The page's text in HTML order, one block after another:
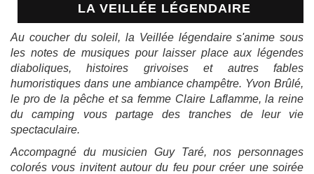
LA VEILLÉE LÉGENDAIRE
Au coucher du soleil, la Veillée légendaire s'anime sous
les notes de musiques pour laisser place aux légendes
diaboliques, histoires grivoises et autres fables
humoristiques dans une ambiance champêtre. Yvon Brûlé,
le pro de la pêche et sa femme Claire Laflamme, la reine
du camping vous partage des tranches de leur vie
spectaculaire.
Accompagné du musicien Guy Taré, nos personnages
colorés vous invitent autour du feu pour créer une soirée